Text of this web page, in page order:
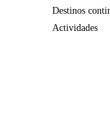
Destinos
Actividades